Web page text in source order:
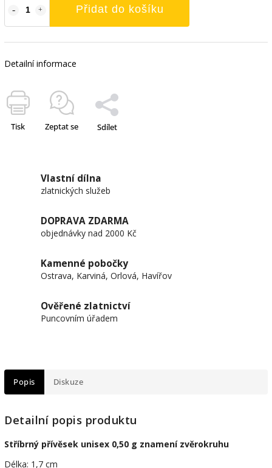
Přidat do košíku
Detailní informace
Tisk Zeptat se Sdílet
Vlastní dílna
zlatnických služeb
DOPRAVA ZDARMA
objednávky nad 2000 Kč
Kamenné pobočky
Ostrava, Karviná, Orlová, Havířov
Ověřené zlatnictví
Puncovním úřadem
Popis Diskuze
Detailní popis produktu
Stříbrný přívěsek unisex 0,50 g znamení zvěrokruhu
Délka: 1,7 cm